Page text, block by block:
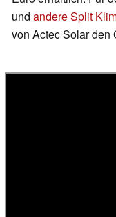
und andere Split
von Actec Solar den